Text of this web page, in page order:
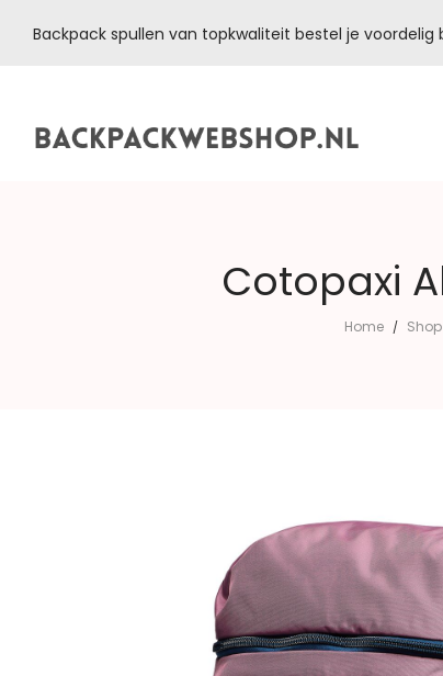
Backpack spullen van topkwaliteit bestel je
Cotopaxi
Home / Shop